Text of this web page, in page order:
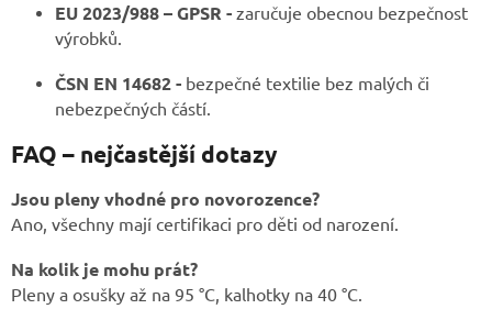
EU 2023/988 – GPSR - zaručuje obecnou bezpečnost
výrobků.
ČSN EN 14682 - bezpečné textilie bez malých či
nebezpečných částí.
FAQ – nejčastější dotazy
Jsou pleny vhodné pro novorozence?
Ano, všechny mají certifikaci pro děti od narození.
Na kolik je mohu prát?
Pleny a osušky až na 95 °C, kalhotky na 40 °C.